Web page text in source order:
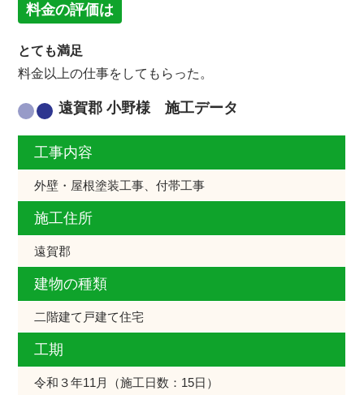
料金の評価は
とても満足
料金以上の仕事をしてもらった。
遠賀郡 小野様 施工データ
工事内容
外壁・屋根塗装工事、付帯工事
施工住所
遠賀郡
建物の種類
二階建て戸建て住宅
工期
令和３年11月（施工日数：15日）